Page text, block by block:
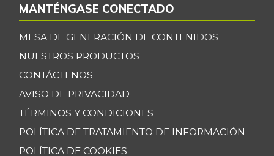
Carne de res en
canal
07/25/2026
$ 17.400,00
Cebolla cabezona
blanca
07/25/2026
Cebolla cabezona
roja
07/25/2026
$ 2.272,00
MANTÉNGASE CONECTADO
MESA DE GENERACIÓN DE CONTENIDOS
NUESTROS PRODUCTOS
CONTÁCTENOS
AVISO DE PRIVACIDAD
TÉRMINOS Y CONDICIONES
POLÍTICA DE TRATAMIENTO DE INFORMACIÓN
POLÍTICA DE COOKIES